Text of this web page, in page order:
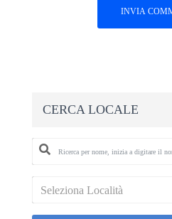
CERCA LOCALE
Seleziona Località